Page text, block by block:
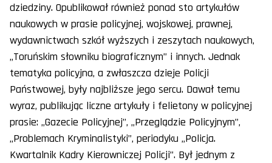
dziedziny. Opublikował również ponad sto artykułów
naukowych w prasie policyjnej, wojskowej, prawnej,
wydawnictwach szkół wyższych i zeszytach naukowych,
„Toruńskim słowniku biograficznym” i innych. Jednak
tematyka policyjna, a zwłaszcza dzieje Policji
Państwowej, były najbliższe jego sercu. Dawał temu
wyraz, publikując liczne artykuły i felietony w policyjnej
prasie: „Gazecie Policyjnej”, „Przeglądzie Policyjnym”,
„Problemach Kryminalistyki”, periodyku „Policja.
Kwartalnik Kadry Kierowniczej Policji”. Był jednym z